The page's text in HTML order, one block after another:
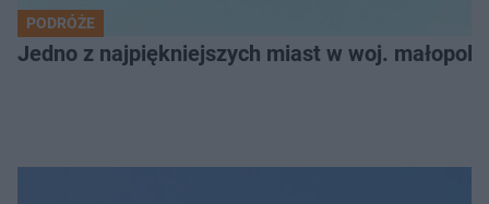
PODRÓŻE
Jedno z najpiękniejszych miast w woj.